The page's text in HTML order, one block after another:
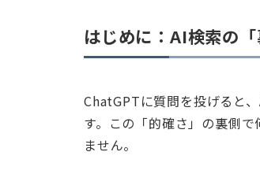
はじめに：AI検索の
ChatGPTに質問を投げると
す。この「的確さ」の裏側
ません。